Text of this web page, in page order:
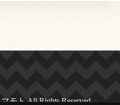
モト All Rights Reserved.